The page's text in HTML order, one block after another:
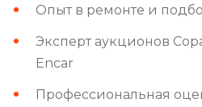
Опыт в ремонте и
Эксперт аукционов
Encar
Профессиональная